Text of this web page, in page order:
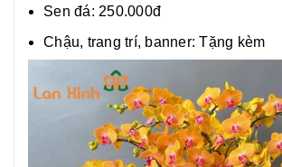
Sen đá: 250.000đ
Chậu, trang trí, banner: Tặng kèm